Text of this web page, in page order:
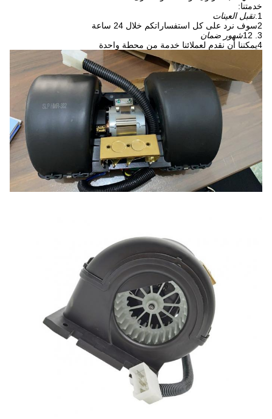
خدمتنا:
1. تقبل العينات
2سوف نرد على كل استفساراتكم خلال 24 ساعة
3. 12
شهور ضمان
4يمكننا أن نقدم لعملائنا خدمة من محطة واحدة